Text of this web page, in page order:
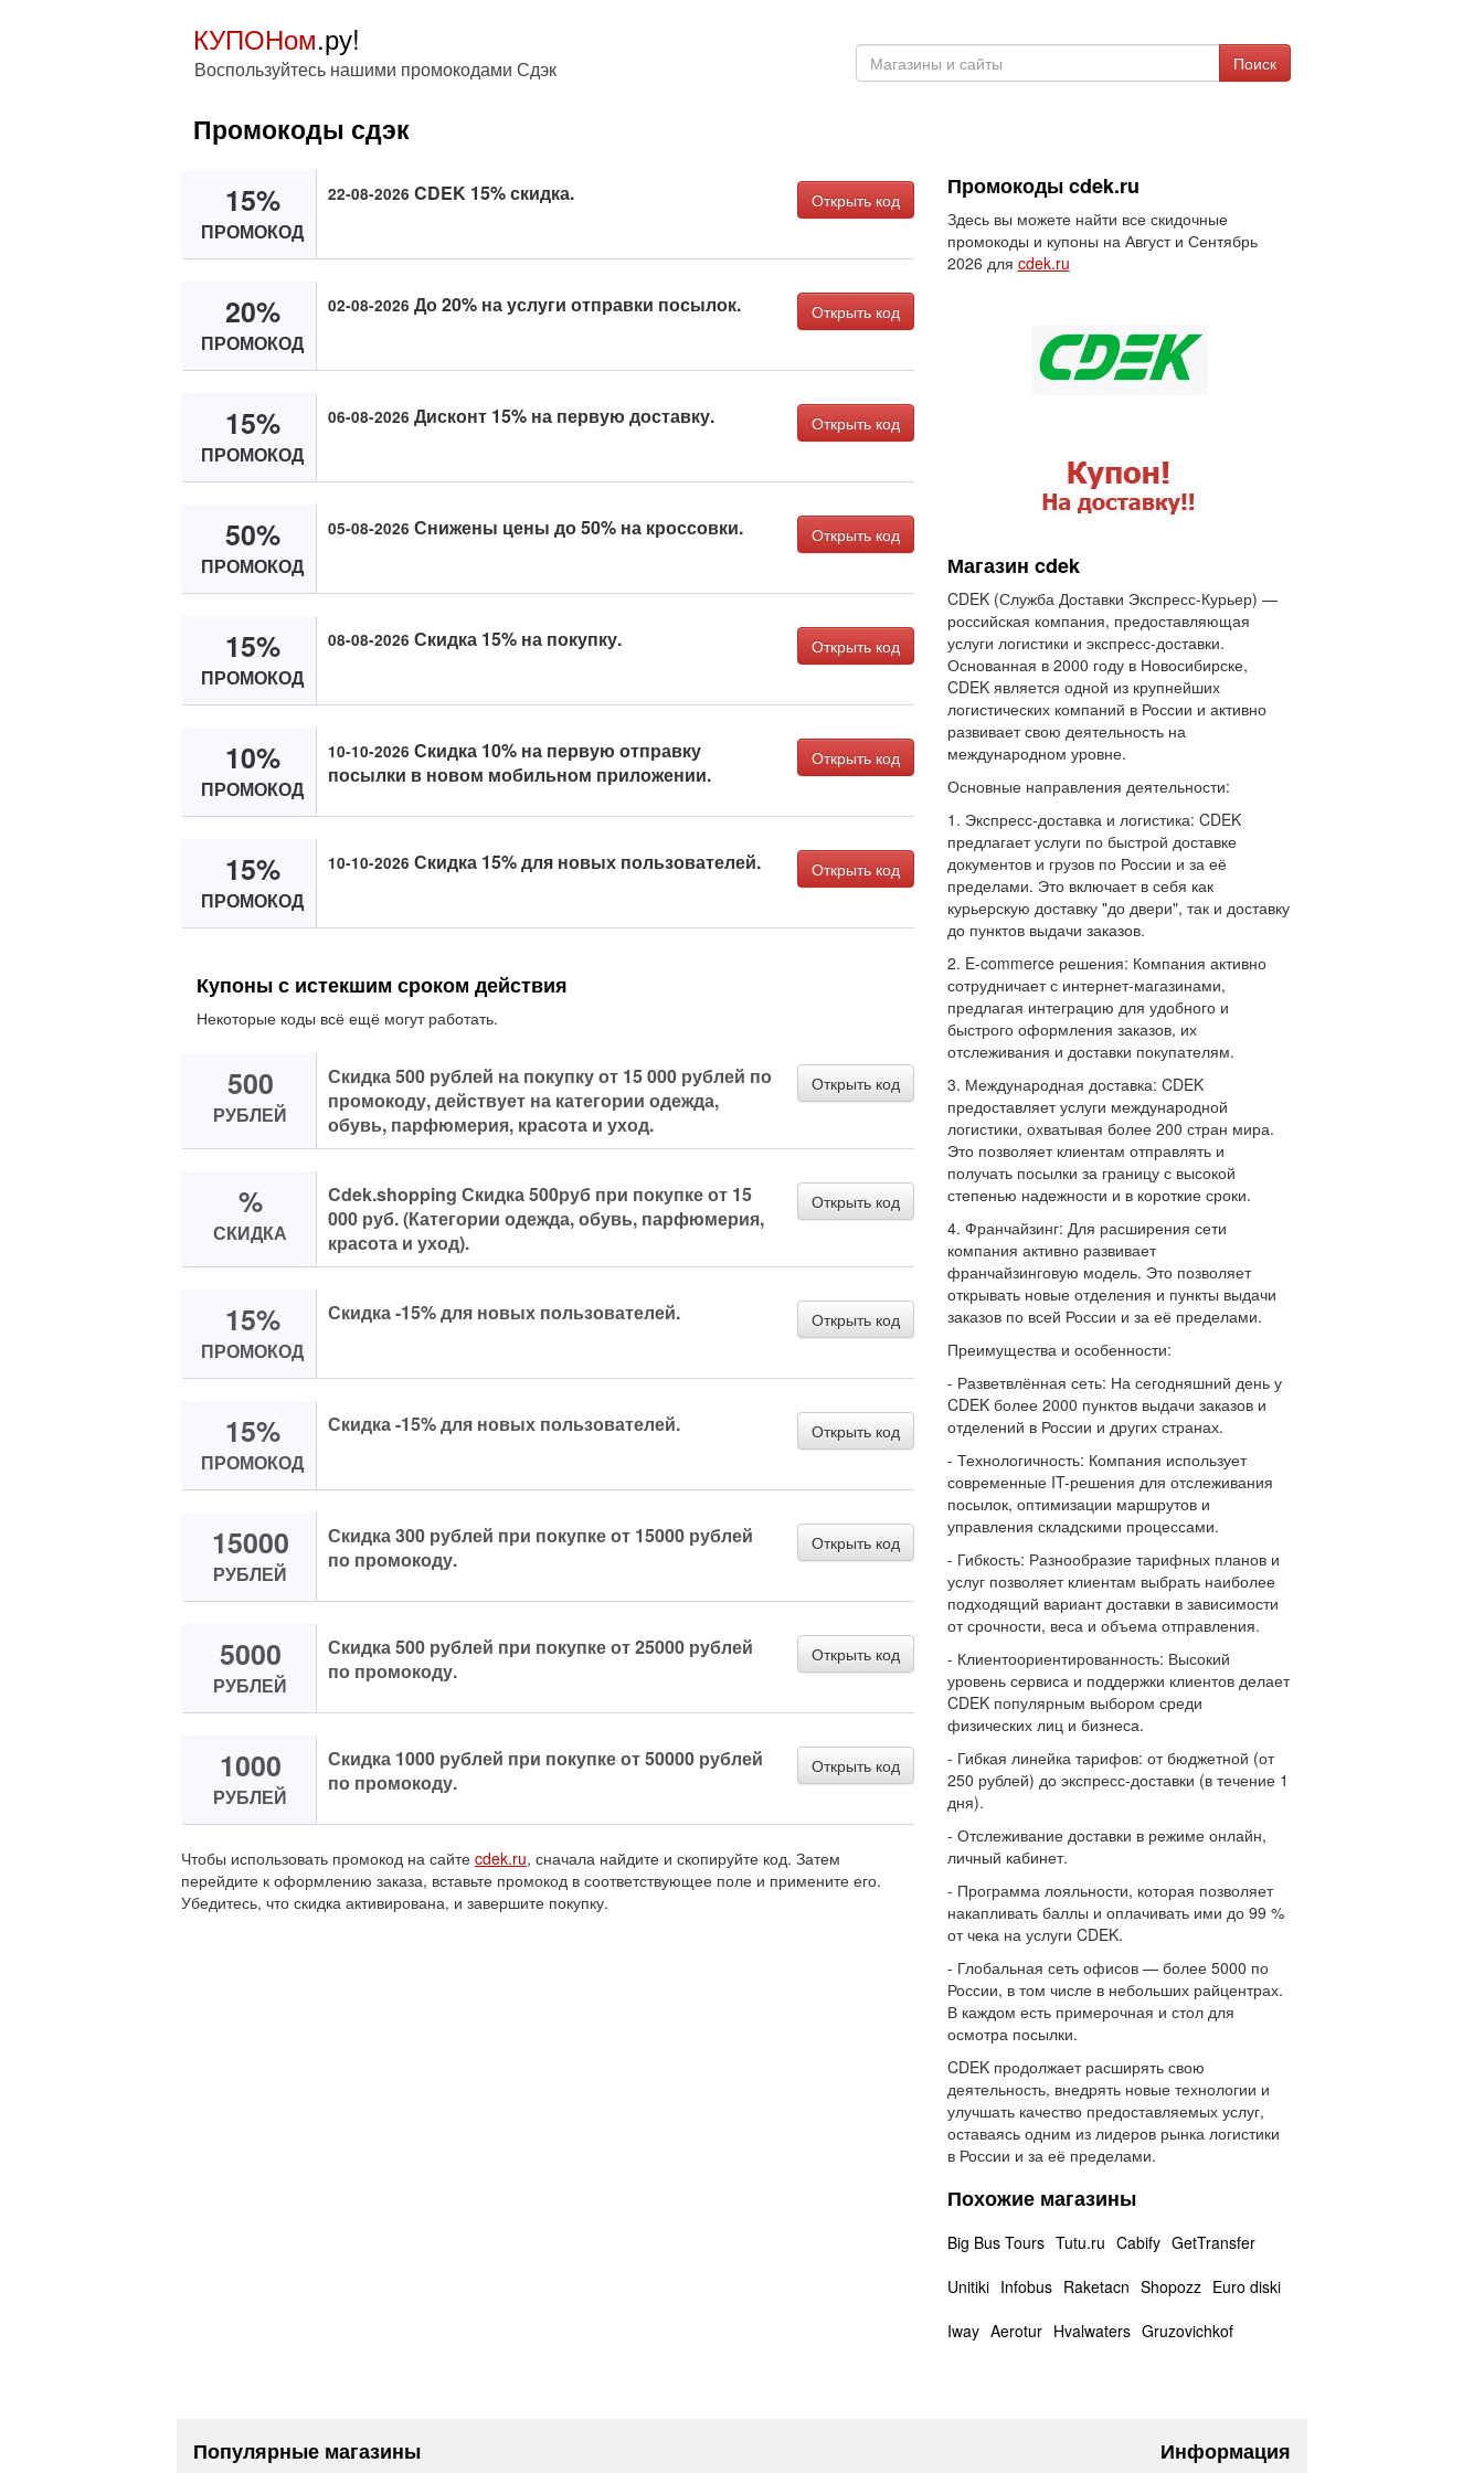
КУПОНом.ру!
Воспользуйтесь нашими промокодами Сдэк Поиск
Промокоды сдэк
15%
ПРОМОКОД
22-08-2026 CDEK 15% скидка. Открыть код
20%
ПРОМОКОД
02-08-2026 До 20% на услуги отправки посылок. Открыть код
15%
ПРОМОКОД
06-08-2026 Дисконт 15% на первую доставку. Открыть код
50%
ПРОМОКОД
05-08-2026 Снижены цены до 50% на кроссовки. Открыть код
15%
ПРОМОКОД
08-08-2026 Скидка 15% на покупку. Открыть код
10%
ПРОМОКОД
10-10-2026 Скидка 10% на первую отправку
посылки в новом мобильном приложении.
Открыть код
15%
ПРОМОКОД
10-10-2026 Скидка 15% для новых пользователей. Открыть код
Купоны с истекшим сроком действия
Некоторые коды всё ещё могут работать.
500
РУБЛЕЙ
Скидка 500 рублей на покупку от 15 000 рублей по
промокоду, действует на категории одежда,
обувь, парфюмерия, красота и уход.
Открыть код
%
СКИДКА
Cdek.shopping Скидка 500руб при покупке от 15
000 руб. (Категории одежда, обувь, парфюмерия,
красота и уход).
Открыть код
15%
ПРОМОКОД
Скидка -15% для новых пользователей. Открыть код
15%
ПРОМОКОД
Скидка -15% для новых пользователей. Открыть код
15000
РУБЛЕЙ
Скидка 300 рублей при покупке от 15000 рублей
по промокоду.
Открыть код
5000
РУБЛЕЙ
Скидка 500 рублей при покупке от 25000 рублей
по промокоду.
Открыть код
1000
РУБЛЕЙ
Скидка 1000 рублей при покупке от 50000 рублей
по промокоду.
Открыть код
Чтобы использовать промокод на сайте cdek.ru, сначала найдите и скопируйте код. Затем
перейдите к оформлению заказа, вставьте промокод в соответствующее поле и примените его.
Убедитесь, что скидка активирована, и завершите покупку.
Промокоды cdek.ru
Здесь вы можете найти все скидочные
промокоды и купоны на Август и Сентябрь
2026 для cdek.ru
Магазин cdek
CDEK (Служба Доставки Экспресс-Курьер) —
российская компания, предоставляющая
услуги логистики и экспресс-доставки.
Основанная в 2000 году в Новосибирске,
CDEK является одной из крупнейших
логистических компаний в России и активно
развивает свою деятельность на
международном уровне.
Основные направления деятельности:
1. Экспресс-доставка и логистика: CDEK
предлагает услуги по быстрой доставке
документов и грузов по России и за её
пределами. Это включает в себя как
курьерскую доставку "до двери", так и доставку
до пунктов выдачи заказов.
2. E-commerce решения: Компания активно
сотрудничает с интернет-магазинами,
предлагая интеграцию для удобного и
быстрого оформления заказов, их
отслеживания и доставки покупателям.
3. Международная доставка: CDEK
предоставляет услуги международной
логистики, охватывая более 200 стран мира.
Это позволяет клиентам отправлять и
получать посылки за границу с высокой
степенью надежности и в короткие сроки.
4. Франчайзинг: Для расширения сети
компания активно развивает
франчайзинговую модель. Это позволяет
открывать новые отделения и пункты выдачи
заказов по всей России и за её пределами.
Преимущества и особенности:
- Разветвлённая сеть: На сегодняшний день у
CDEK более 2000 пунктов выдачи заказов и
отделений в России и других странах.
- Технологичность: Компания использует
современные IT-решения для отслеживания
посылок, оптимизации маршрутов и
управления складскими процессами.
- Гибкость: Разнообразие тарифных планов и
услуг позволяет клиентам выбрать наиболее
подходящий вариант доставки в зависимости
от срочности, веса и объема отправления.
- Клиентоориентированность: Высокий
уровень сервиса и поддержки клиентов делает
CDEK популярным выбором среди
физических лиц и бизнеса.
- Гибкая линейка тарифов: от бюджетной (от
250 рублей) до экспресс-доставки (в течение 1
дня).
- Отслеживание доставки в режиме онлайн,
личный кабинет.
- Программа лояльности, которая позволяет
накапливать баллы и оплачивать ими до 99 %
от чека на услуги CDEK.
- Глобальная сеть офисов — более 5000 по
России, в том числе в небольших райцентрах.
В каждом есть примерочная и стол для
осмотра посылки.
CDEK продолжает расширять свою
деятельность, внедрять новые технологии и
улучшать качество предоставляемых услуг,
оставаясь одним из лидеров рынка логистики
в России и за её пределами.
Похожие магазины
Big Bus Tours Tutu.ru Cabify GetTransfer
Unitiki Infobus Raketacn Shopozz Euro diski
Iway Aerotur Hvalwaters Gruzovichkof
Популярные магазины Информация